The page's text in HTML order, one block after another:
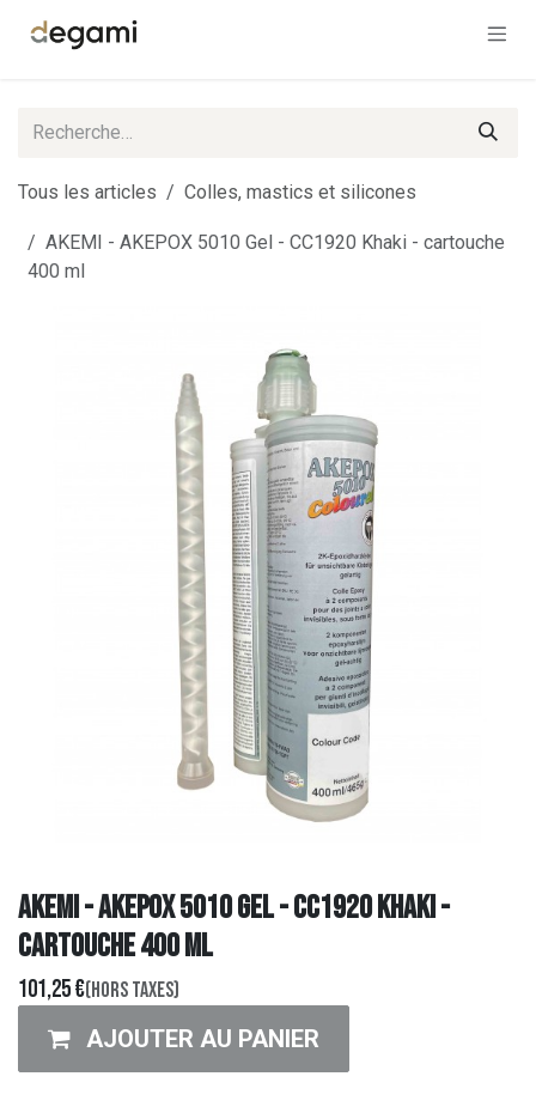
Tous les articles Colles, mastics et silicones
AKEMI - AKEPOX 5010 Gel - CC1920 Khaki - cartouche
400 ml
AKEMI - AKEPOX 5010 Gel - CC1920 Khaki -
cartouche 400 ml
101,25€(Hors taxes)
AJOUTER AU PANIER